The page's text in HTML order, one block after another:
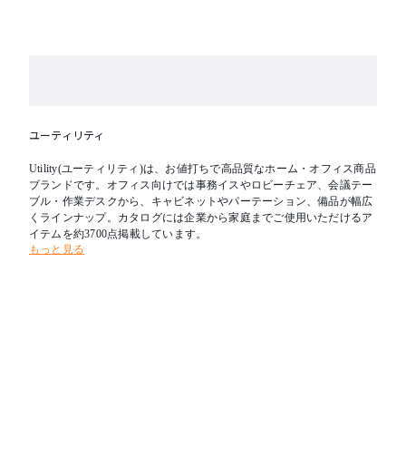
ユーティリティ
Utility(ユーティリティ)は、お値打ちで高品質なホーム・オフィス商品
ブランドです。オフィス向けでは事務イスやロビーチェア、会議テー
ブル・作業デスクから、キャビネットやパーテーション、備品が幅広
くラインナップ。カタログには企業から家庭までご使用いただけるア
イテムを約3700点掲載しています。
もっと見る